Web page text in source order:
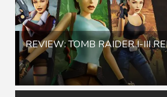
REVIEW: TOMB RAIDER I-III